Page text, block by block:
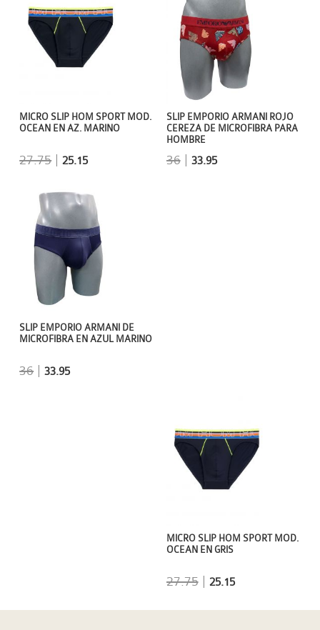
SLIP EMPORIO ARMANI ROJO
CEREZA DE MICROFIBRA PARA
HOMBRE
36| 33.95
MICRO SLIP HOM SPORT MOD.
OCEAN EN AZ. MARINO
27.75 |25.15
SLIP EMPORIO ARMANI DE
MICROFIBRA EN AZUL MARINO
36 |33.95
MICRO SLIP HOM SPORT MOD.
OCEAN EN GRIS
27.75| 25.15